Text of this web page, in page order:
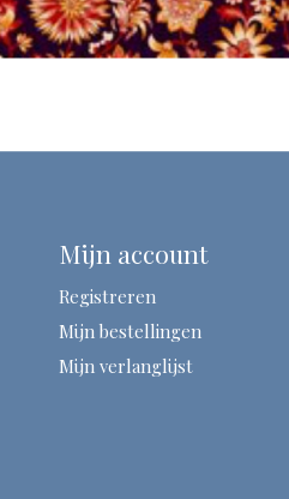
Mijn account
Registreren
Mijn bestellingen
Mijn verlanglijst